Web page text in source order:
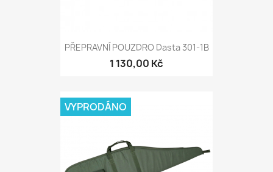
PŘEPRAVNÍ POUZDRO Dasta 301-1B
1 130,00 Kč
VYPRODÁNO